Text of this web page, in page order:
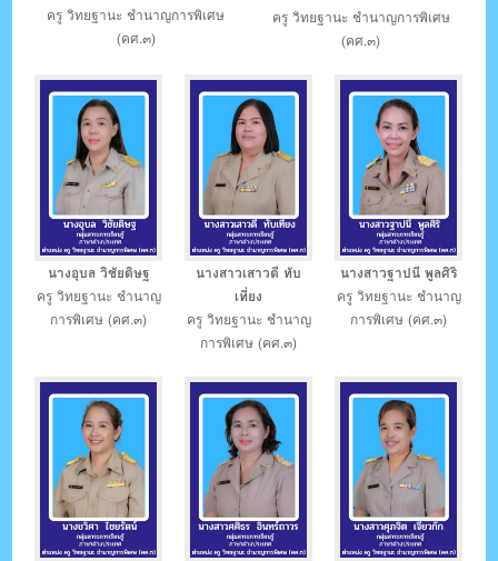
ครู วิทยฐานะ ชำนาญการพิเศษ
(คศ.๓)
ครู วิทยฐานะ ชำนาญการพิเศษ
(คศ.๓)
นางอุบล วิชัยดิษฐ
ครู วิทยฐานะ ชำนาญ
การพิเศษ (คศ.๓)
นางสาวเสาวดี ทับ
เที่ยง
ครู วิทยฐานะ ชำนาญ
การพิเศษ (คศ.๓)
นางสาวฐาปนี พูลศิริ
ครู วิทยฐานะ ชำนาญ
การพิเศษ (คศ.๓)